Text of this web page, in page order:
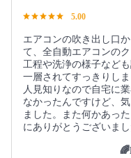
5.00
エアコンの吹き出し口
て、全自動エアコンの
工程や洗浄の様子など
一層されてすっきりしま
人見知りなので自宅に
なかったんですけど、
ました。また何かあっ
にありがとうございまし